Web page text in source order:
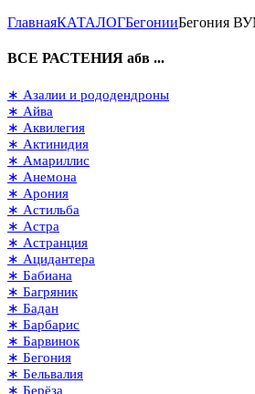
ГлавнаяКАТАЛОГБегонииБегония
ВСЕ РАСТЕНИЯ абв ...
∗ Азалии и рододендроны
∗ Айва
∗ Аквилегия
∗ Актинидия
∗ Амариллис
∗ Анемона
∗ Арония
∗ Астильба
∗ Астра
∗ Астранция
∗ Ацидантера
∗ Бабиана
∗ Багряник
∗ Бадан
∗ Барбарис
∗ Барвинок
∗ Бегония
∗ Бельвалия
∗ Берёза